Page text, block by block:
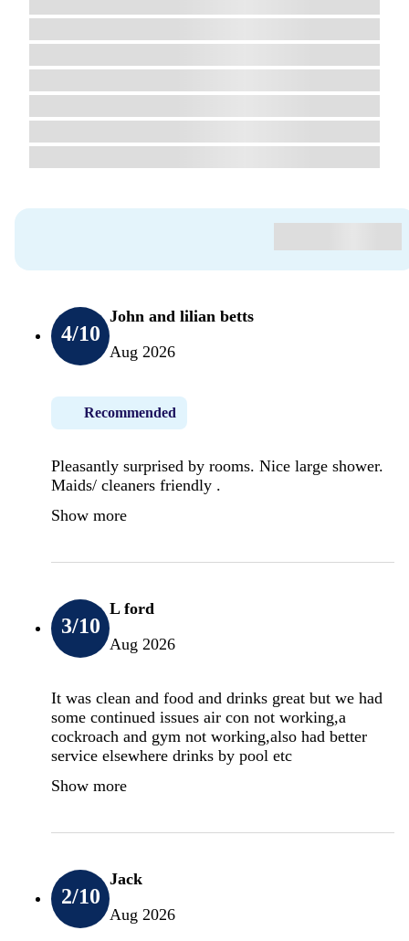
4/10
John and lilian betts
Aug 2026
Recommended
Pleasantly surprised by rooms. Nice large shower.
Maids/ cleaners friendly .
Show more
3/10
L ford
Aug 2026
It was clean and food and drinks great but we had
some continued issues air con not working,a
cockroach and gym not working,also had better
service elsewhere drinks by pool etc
Show more
2/10
Jack
Aug 2026